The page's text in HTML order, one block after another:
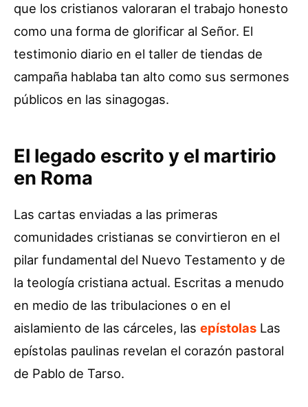
que los cristianos valoraran el trabajo honesto
como una forma de glorificar al Señor. El
testimonio diario en el taller de tiendas de
campaña hablaba tan alto como sus sermones
públicos en las sinagogas.
El legado escrito y el martirio
en Roma
Las cartas enviadas a las primeras
comunidades cristianas se convirtieron en el
pilar fundamental del Nuevo Testamento y de
la teología cristiana actual. Escritas a menudo
en medio de las tribulaciones o en el
aislamiento de las cárceles, las epístolas Las
epístolas paulinas revelan el corazón pastoral
de Pablo de Tarso.